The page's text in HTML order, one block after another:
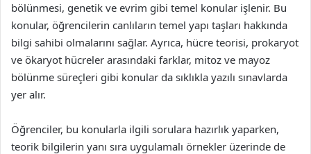
bölünmesi, genetik ve evrim gibi temel konular işlenir. Bu
konular, öğrencilerin canlıların temel yapı taşları hakkında
bilgi sahibi olmalarını sağlar. Ayrıca, hücre teorisi, prokaryot
ve ökaryot hücreler arasındaki farklar, mitoz ve mayoz
bölünme süreçleri gibi konular da sıklıkla yazılı sınavlarda
yer alır.
Öğrenciler, bu konularla ilgili sorulara hazırlık yaparken,
teorik bilgilerin yanı sıra uygulamalı örnekler üzerinde de